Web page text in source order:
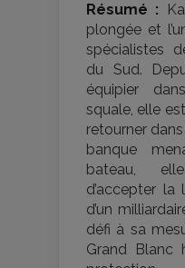
Résumé :
plongée et
spécialistes
du Sud.
équipier
squale, elle
retourner dans
banque
bateau,
d’accepter la
d’un
défi à sa
Grand Blanc